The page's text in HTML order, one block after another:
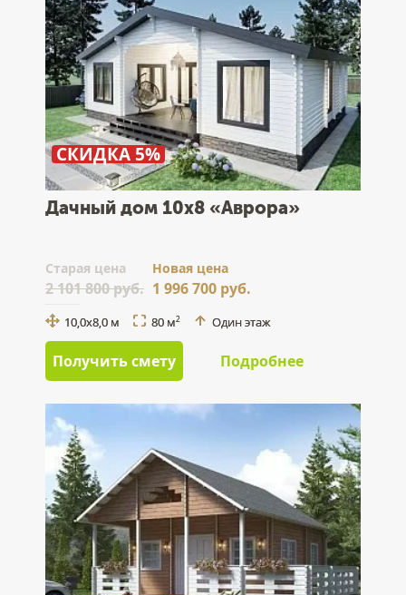
СКИДКА 5%
Дачный дом 10x8 «Аврора»
Cтарая цена
2 101 800 руб.
Новая цена
1 996 700 руб.
10,0x8,0 м 80 м2 Один этаж
Получить смету Подробнее